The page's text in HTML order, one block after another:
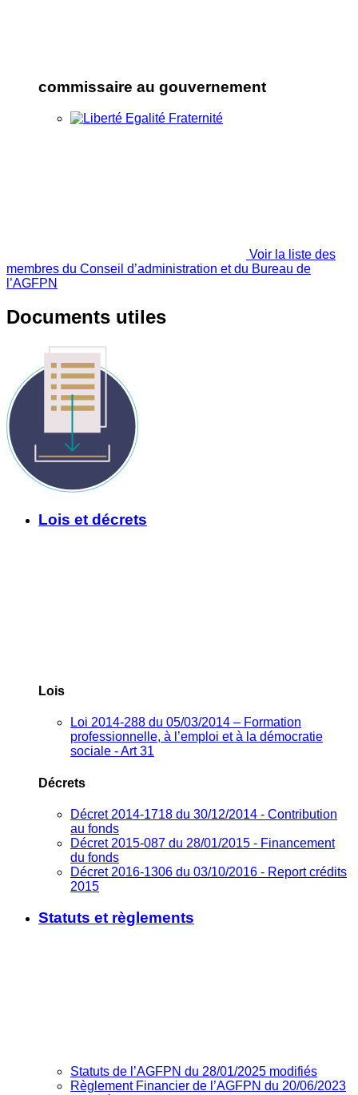
commissaire au gouvernement
Voir la liste des
membres du Conseil d’administration et du Bureau de
l’AGFPN
Documents utiles
Lois et décrets
Lois
Loi 2014-288 du 05/03/2014 – Formation
professionnelle, à l’emploi et à la démocratie
sociale - Art 31
Décrets
Décret 2014-1718 du 30/12/2014 - Contribution
au fonds
Décret 2015-087 du 28/01/2015 - Financement
du fonds
Décret 2016-1306 du 03/10/2016 - Report crédits
2015
Statuts et règlements
Statuts de l’AGFPN du 28/01/2025 modifiés
Règlement Financier de l’AGFPN du 20/06/2023